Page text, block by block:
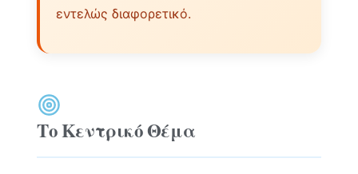
εντελώς διαφορετικό.
Το Κεντρικό Θέμα